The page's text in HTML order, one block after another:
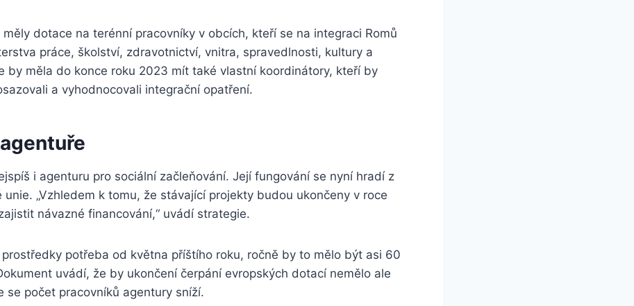
dotace na terénní pracovníky v obcích, kteří se na integraci Romů
práce, školství, zdravotnictví, vnitra, spravedlnosti, kultury a
by měla do konce roku 2023 mít také vlastní koordinátory, kteří by
a vyhodnocovali integrační opatření.
i agenturu pro sociální začleňování. Její fungování se nyní hradí z
unie. „Vzhledem k tomu, že stávající projekty budou ukončeny v roce
návazné financování,“ uvádí strategie.
potřeba od května příštího roku, ročně by to mělo být asi 60
uvádí, že by ukončení čerpání evropských dotací nemělo ale
se počet pracovníků agentury sníží.